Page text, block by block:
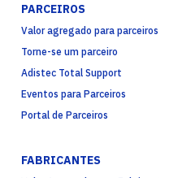
PARCEIROS
Valor agregado para parceiros
Torne-se um parceiro
Adistec Total Support
Eventos para Parceiros
Portal de Parceiros
FABRICANTES